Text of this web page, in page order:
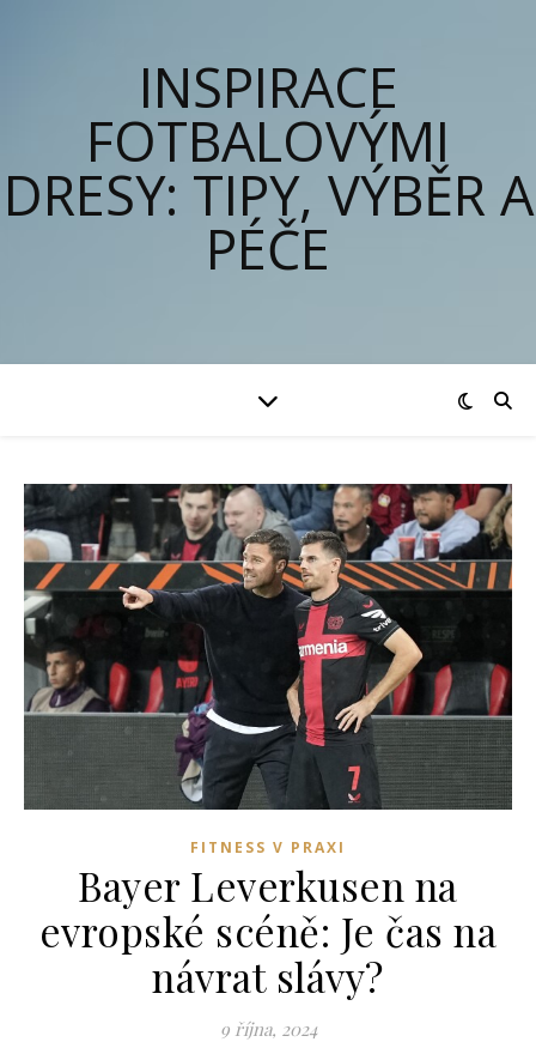
INSPIRACE
FOTBALOVÝMI
DRESY: TIPY, VÝBĚR A
PÉČE
FITNESS V PRAXI
Bayer Leverkusen na
evropské scéně: Je čas na
návrat slávy?
9 října, 2024